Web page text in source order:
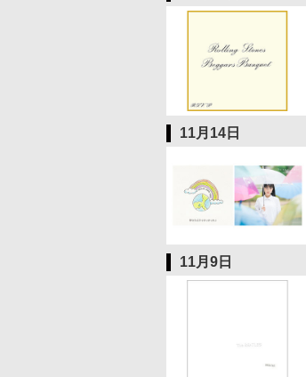
11月14日
11月9日